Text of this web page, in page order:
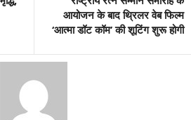
आयोजन के बाद थ्रिलर वेब फिल्म
‘आत्मा डॉट कॉम’ की शूटिंग शुरू होगी